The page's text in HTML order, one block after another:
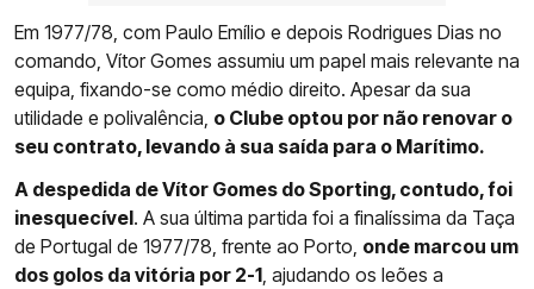
Em 1977/78, com Paulo Emílio e depois Rodrigues Dias no
comando, Vítor Gomes assumiu um papel mais relevante na
equipa, fixando-se como médio direito. Apesar da sua
utilidade e polivalência, o Clube optou por não renovar o
seu contrato, levando à sua saída para o Marítimo.
A despedida de Vítor Gomes do Sporting, contudo, foi
inesquecível. A sua última partida foi a finalíssima da Taça
de Portugal de 1977/78, frente ao Porto, onde marcou um
dos golos da vitória por 2-1, ajudando os leões a